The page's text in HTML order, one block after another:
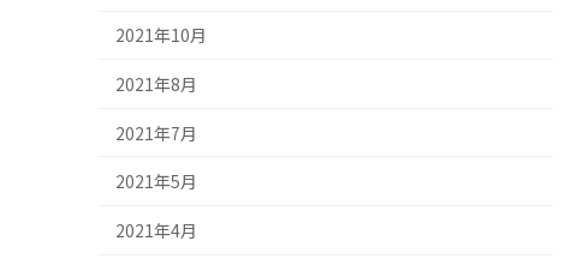
2021年10月
2021年8月
2021年7月
2021年5月
2021年4月